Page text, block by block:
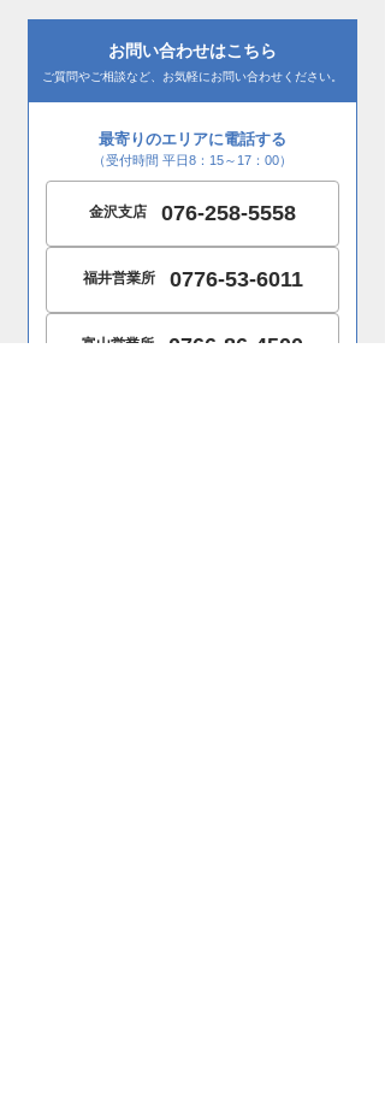
お問い合わせはこちら
ご質問やご相談など、お気軽にお問い合わせください。
最寄りのエリアに電話する
（受付時間 平日8：15～17：00）
金沢支店 076-258-5558
福井営業所 0776-53-6011
富山営業所 0766-86-4500